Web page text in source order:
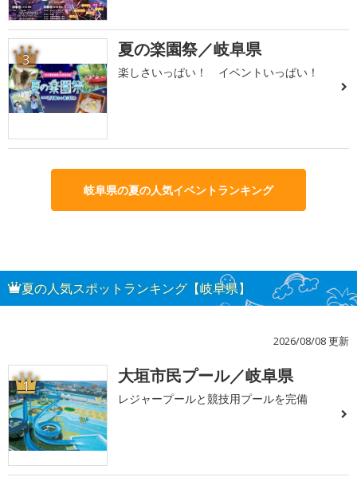
3 夏の楽園祭／岐阜県
楽しさいっぱい！ イベントいっぱい！
岐阜県の夏の人気イベントランキング
夏の人気スポットランキング【岐阜県】
2026/08/08 更新
1 大垣市民プール／岐阜県
レジャープールと競技用プールを完備